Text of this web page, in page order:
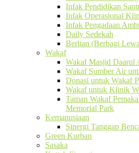
Infak Pendidikan
Infak Operasional
Infak Pengadaan
Daily Sedekah
Berlian (Berbagi
Wakaf
Wakaf Masjid Daarul
Wakaf Sumber Air
Donasi untuk Wakaf
Wakaf untuk Klinik
Taman Wakaf
Memorial Park
Kemanusiaan
Sinergi Tanggap
Green Kurban
Sasaka